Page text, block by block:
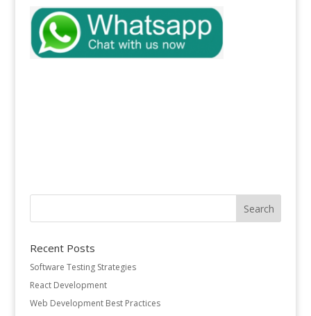
Recent Posts
Software Testing Strategies
React Development
Web Development Best Practices